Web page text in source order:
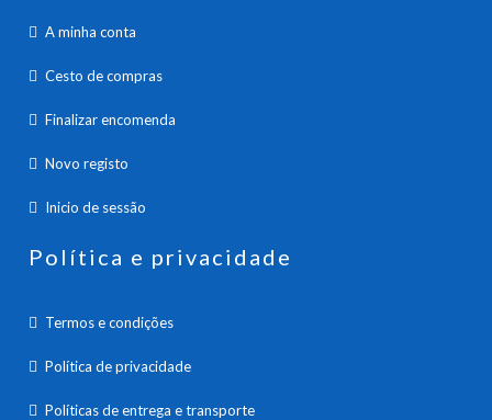
A minha conta
Cesto de compras
Finalizar encomenda
Novo registo
Inicio de sessão
Política e privacidade
Termos e condições
Política de privacidade
Políticas de entrega e transporte